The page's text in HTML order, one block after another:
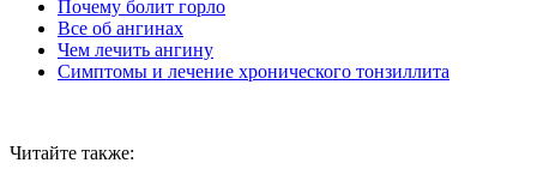
Почему болит горло
Все об ангинах
Чем лечить ангину
Симптомы и лечение хронического тонзиллита
Читайте также: